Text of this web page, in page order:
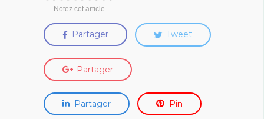
Notez cet article
Partager Tweet
Partager
Partager Pin